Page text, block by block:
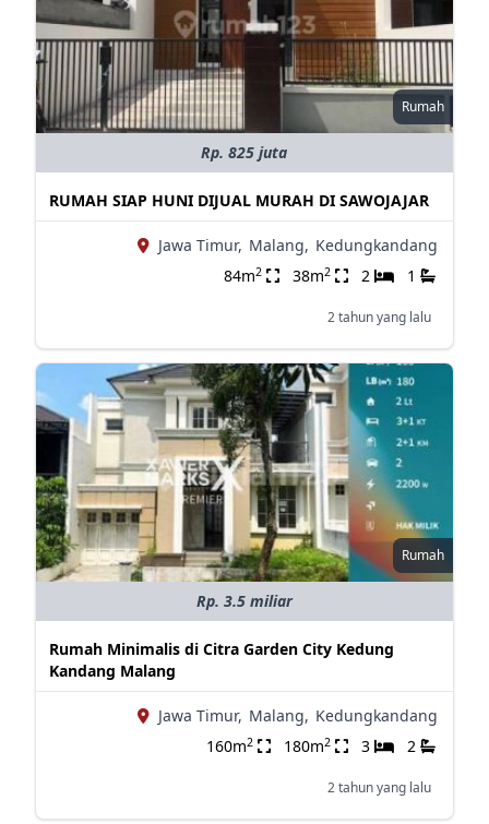
Rumah
Rp. 825 juta
RUMAH SIAP HUNI DIJUAL MURAH DI SAWOJAJAR
Jawa Timur, Malang, Kedungkandang
84m2 38m2 2 1
2 tahun yang lalu
Rumah
Rp. 3.5 miliar
Rumah Minimalis di Citra Garden City Kedung
Kandang Malang
Jawa Timur, Malang, Kedungkandang
160m2 180m2 3 2
2 tahun yang lalu